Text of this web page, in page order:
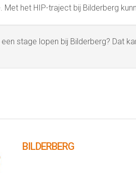
Met het HIP-traject bij Bilderberg
stage lopen bij Bilderberg? Dat
BILDERBERG